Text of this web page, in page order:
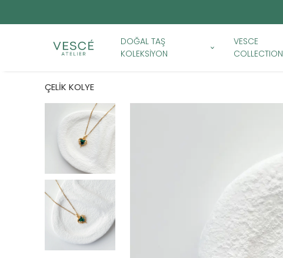
DOĞAL TAŞ
KOLEKSİYON
VESCE
COLLECTION
ÇELİK KOLYE